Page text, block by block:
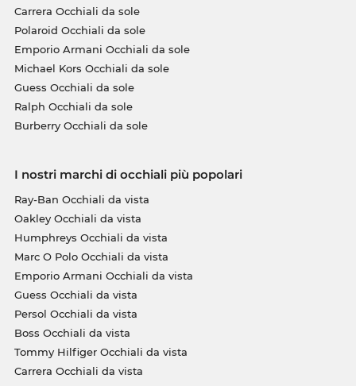
Carrera Occhiali da sole
Polaroid Occhiali da sole
Emporio Armani Occhiali da sole
Michael Kors Occhiali da sole
Guess Occhiali da sole
Ralph Occhiali da sole
Burberry Occhiali da sole
I nostri marchi di occhiali più popolari
Ray-Ban Occhiali da vista
Oakley Occhiali da vista
Humphreys Occhiali da vista
Marc O Polo Occhiali da vista
Emporio Armani Occhiali da vista
Guess Occhiali da vista
Persol Occhiali da vista
Boss Occhiali da vista
Tommy Hilfiger Occhiali da vista
Carrera Occhiali da vista